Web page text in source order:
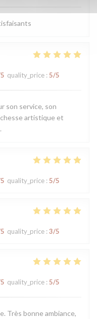
quality_price : 5/5
son service, son
artistique et
quality_price : 5/5
quality_price : 3/5
quality_price : 5/5
Très bonne ambiance,